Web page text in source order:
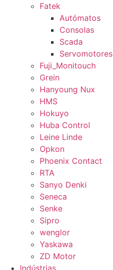
Fatek
Autómatos
Consolas
Scada
Servomotores
Fuji_Monitouch
Grein
Hanyoung Nux
HMS
Hokuyo
Huba Control
Leine Linde
Opkon
Phoenix Contact
RTA
Sanyo Denki
Seneca
Senke
Sipro
wenglor
Yaskawa
ZD Motor